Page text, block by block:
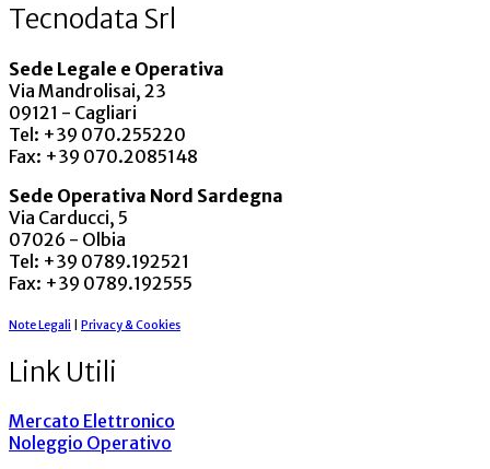
Tecnodata Srl
Sede Legale e Operativa
Via Mandrolisai, 23
09121 - Cagliari
Tel: +39 070.255220
Fax: +39 070.2085148
Sede Operativa Nord Sardegna
Via Carducci, 5
07026 - Olbia
Tel: +39 0789.192521
Fax: +39 0789.192555
Note Legali Privacy & Cookies
Link Utili
Mercato Elettronico
Noleggio Operativo